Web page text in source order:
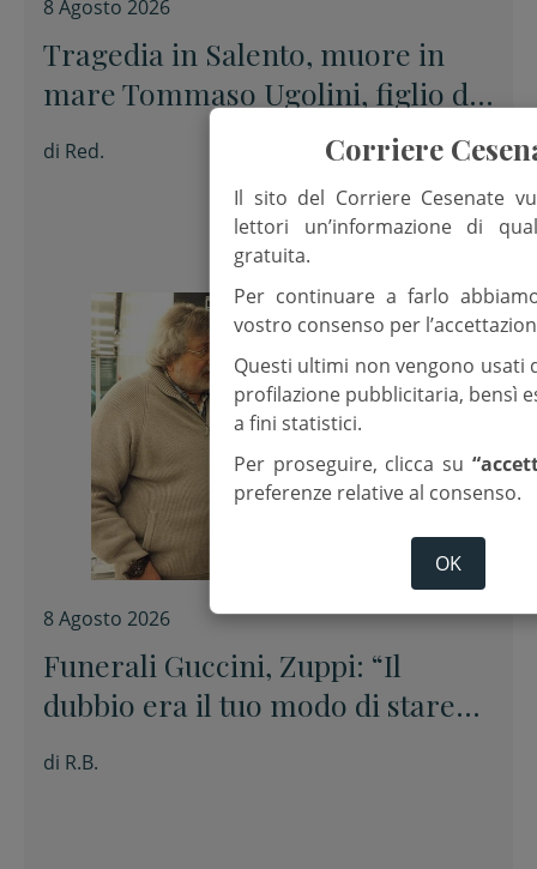
8 Agosto 2026
Tragedia in Salento, muore in
mare Tommaso Ugolini, figlio del
primario di Chirurgia e nipote
della consigliera regionale
di Red.
8 Agosto 2026
Funerali Guccini, Zuppi: “Il
dubbio era il tuo modo di stare
davanti alle cose senza barare”
di R.B.
Corriere
Il sito del Corriere Cesenate
lettori un’informazione di
gratuita.
Per continuare a farlo
vostro consenso per
Questi ultimi non vengono usati
profilazione pubblicitaria, bensì
a fini statistici.
Per proseguire, clicca su
preferenze relative al consenso.
OK